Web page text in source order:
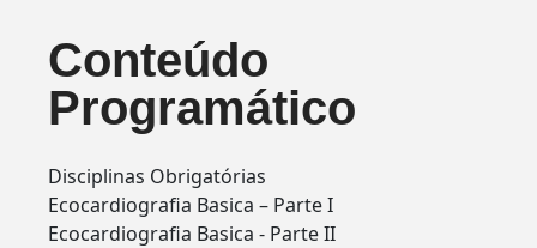
Conteúdo
Programático
Disciplinas Obrigatórias
Ecocardiografia Basica – Parte I
Ecocardiografia Basica - Parte II